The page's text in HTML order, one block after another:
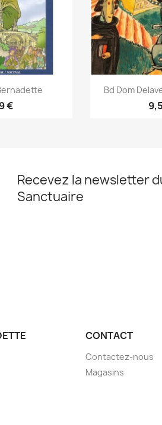
rapide
€

Bd Dom
Recevez la newsletter
Sanctuaire
CONTACT
Contactez-nous
Magasins